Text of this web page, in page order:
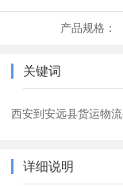
产品规格：
关键词
西安到安远县货运物流
详细说明